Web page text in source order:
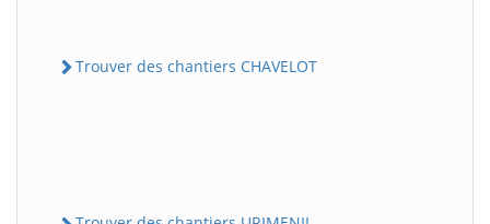
Trouver des chantiers CHAVELOT